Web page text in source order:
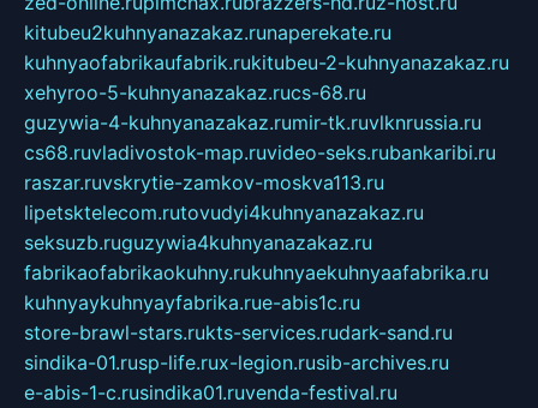
kitubeu2kuhnyanazakaz.runaperekate.ru
kuhnyaofabrikaufabrik.rukitubeu-2-kuhnyanazakaz.ru
xehyroo-5-kuhnyanazakaz.rucs-68.ru
guzywia-4-kuhnyanazakaz.rumir-tk.ruvlknrussia.ru
cs68.ruvladivostok-map.ruvideo-seks.rubankaribi.ru
raszar.ruvskrytie-zamkov-moskva113.ru
lipetsktelecom.rutovudyi4kuhnyanazakaz.ru
seksuzb.ruguzywia4kuhnyanazakaz.ru
fabrikaofabrikaokuhny.rukuhnyaekuhnyaafabrika.ru
kuhnyaykuhnyayfabrika.rue-abis1c.ru
store-brawl-stars.rukts-services.rudark-sand.ru
sindika-01.rusp-life.rux-legion.rusib-archives.ru
e-abis-1-c.rusindika01.ruvenda-festival.ru